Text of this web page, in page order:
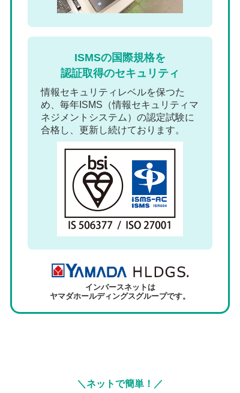
ISMSの国際規格を
認証取得のセキュリティ
情報セキュリティレベルを保つた
め、毎年ISMS（情報セキュリティマ
ネジメントシステム）の認定試験に
合格し、更新し続けております。
インバースネットは
ヤマダホールディングスグループです。
＼ネットで簡単！／